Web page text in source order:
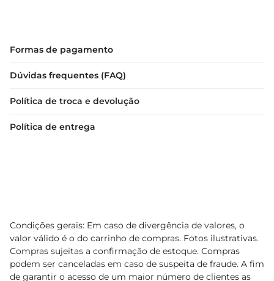
Formas de pagamento
Dúvidas frequentes (FAQ)
Política de troca e devolução
Política de entrega
Condições gerais: Em caso de divergência de valores, o
valor válido é o do carrinho de compras. Fotos ilustrativas.
Compras sujeitas a confirmação de estoque. Compras
podem ser canceladas em caso de suspeita de fraude. A fim
de garantir o acesso de um maior número de clientes as